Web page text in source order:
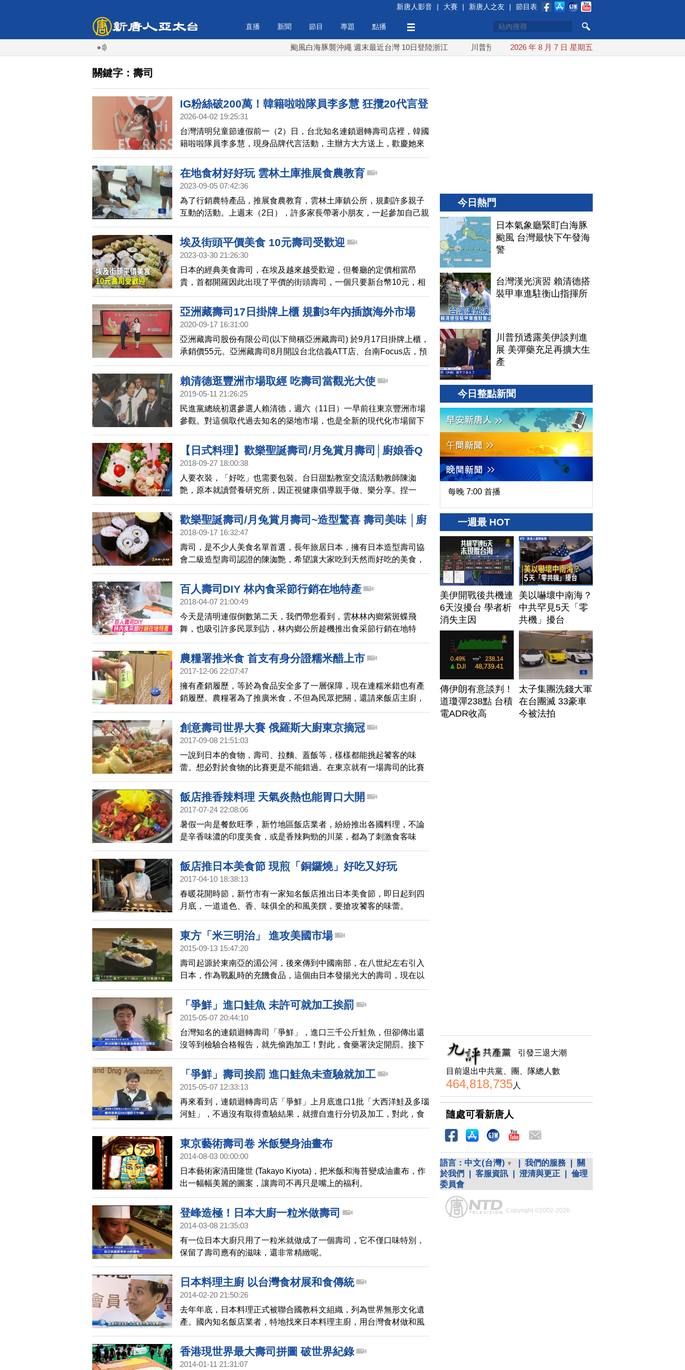
新唐人影音 | 大賽 | 新唐人之友 | 節目表
直播 新聞 節目 專題 點播
颱風白海豚襲沖繩 週末最近台灣 10日登陸浙江 川普預透露美伊談判進展 美彈藥充足再擴大生產
2026 年 8 月 7 日 星期五
關鍵字：壽司
IG粉絲破200萬！韓籍啦啦隊員李多慧 狂攬20代言登
啦啦隊NO.1
2026-04-02 19:25:31
台灣清明兒童節連假前一（2）日，台北知名連鎖迴轉壽司店裡，韓國
籍啦啦隊員李多慧，現身品牌代言活動，主辦方大方送上，歡慶她來
台3週年的鮭魚蛋糕。IG粉絲正式衝破200萬大關，把林襄的182萬、
李珠珢的130萬，遠遠甩在後頭。啦啦隊第一人？李多慧可是坐得穩
穩的。
在地食材好好玩 雲林土庫推展食農教育
2023-09-05 07:42:36
為了行銷農特產品，推展食農教育，雲林土庫鎮公所，規劃許多親子
互動的活動。上週末（2日），許多家長帶著小朋友，一起參加自己親
手做壽司的活動，十分熱鬧有趣。
埃及街頭平價美食 10元壽司受歡迎
2023-03-30 21:26:30
日本的經典美食壽司，在埃及越來越受歡迎，但餐廳的定價相當昂
貴，首都開羅因此出現了平價的街頭壽司，一個只要新台幣10元，相
當親民，讓吃不起昂貴壽司的民眾，也有機會嘗鮮。
亞洲藏壽司17日掛牌上櫃 規劃3年內插旗海外市場
2020-09-17 16:31:00
亞洲藏壽司股份有限公司(以下簡稱亞洲藏壽司) 於9月17日掛牌上櫃，
承銷價55元。亞洲藏壽司8月開設台北信義ATT店、台南Focus店，預
計今年底突破30間，期望未來在台突破50間，並運用在台展店及營運
經驗，規劃三年內插旗海外市場。
賴清德逛豐洲市場取經 吃壽司當觀光大使
2019-05-11 21:26:25
民進黨總統初選參選人賴清德，週六（11日）一早前往東京豐洲市場
參觀。對這個取代過去知名的築地市場，也是全新的現代化市場留下
深刻印象。過程中賴清德品嘗了壽司，還把握機會向遊客們介紹台
灣。
【日式料理】歡樂聖誕壽司/月兔賞月壽司│廚娘香Q
秀(478)
2018-09-27 18:00:38
人要衣裝，「好吃」也需要包裝。台日甜點教室交流活動教師陳洳
艶，原本就讀營養研究所，因正視健康倡導親手做、樂分享。捏一
捏、捲一捲、切一切的歡樂聖誕壽司/月兔賞月壽司，不只發揮想像
力、專注力，更可以讓挑食的孩子邊做邊玩，愛上吃蔬菜！
歡樂聖誕壽司/月兔賞月壽司~造型驚喜 壽司美味 │廚
娘香Q秀(478)預告
2018-09-17 16:32:47
壽司，是不少人美食名單首選，長年旅居日本，擁有日本造型壽司協
會二級造型壽司認證的陳洳艶，希望讓大家吃到天然而好吃的美食，
透過捏、捲、切完成的歡樂聖誕壽司/月兔賞月壽司一端上桌，所有人
都驚豔！
百人壽司DIY 林內食采節行銷在地特產
2018-04-07 21:00:49
今天是清明連假倒數第二天，我們帶您看到，雲林林內鄉紫斑蝶飛
舞，也吸引許多民眾到訪，林內鄉公所趁機推出食采節行銷在地特
產，並舉辦百人壽司DIY，相當熱鬧。
農糧署推米食 首支有身分證糯米醋上市
2017-12-06 22:07:47
擁有產銷履歷，等於為食品安全多了一層保障，現在連糯米錯也有產
銷履歷。農糧署為了推廣米食，不但為民眾把關，還請來飯店主廚，
示範用台灣優質米做成壽司。
創意壽司世界大賽 俄羅斯大廚東京摘冠
2017-09-08 21:51:03
一說到日本的食物，壽司、拉麵、蓋飯等，樣樣都能挑起饕客的味
蕾。想必對於食物的比賽更是不能錯過。在東京就有一場壽司的比賽
盛會，從味道到擺盤都不馬虎。一起來看看令人垂涎三尺的壽司大
賽。
飯店推香辣料理 天氣炎熱也能胃口大開
2017-07-24 22:08:06
暑假一向是餐飲旺季，新竹地區飯店業者，紛紛推出各國料理，不論
是辛香味濃的印度美食，或是香辣夠勁的川菜，都為了刺激食客味
蕾，吸引客人上門。
飯店推日本美食節 現煎「銅鑼燒」好吃又好玩
2017-04-10 18:38:13
春暖花開時節，新竹市有一家知名飯店推出日本美食節，即日起到四
月底，一道道色、香、味俱全的和風美饌，要搶攻饕客的味蕾。
東方「米三明治」 進攻美國市場
2015-09-13 15:47:20
壽司起源於東南亞的湄公河，後來傳到中國南部，在八世紀左右引入
日本，作為戰亂時的充饑食品，這個由日本發揚光大的壽司，現在以
另外一種形式「飯糰」(onigiri) 成為日本人的日常飯食，甚至在美國也
大放異采， 讓老外也瘋狂。
「爭鮮」進口鮭魚 未許可就加工挨罰
2015-05-07 20:44:10
台灣知名的連鎖迴轉壽司「爭鮮」，進口三千公斤鮭魚，但卻傳出還
沒等到檢驗合格報告，就先偷跑加工！對此，食藥署決定開罰。接下
來一年，爭鮮想賣最新鮮的生魚片，可能得要委外採購了 。
「爭鮮」壽司挨罰 進口鮭魚未查驗就加工
2015-05-07 12:33:13
再來看到，連鎖迴轉壽司店「爭鮮」上月底進口1批「大西洋鮭及多瑙
河鮭」，不過沒有取得查驗結果，就擅自進行分切及加工，對此，食
藥署決定開罰，來看稍早食藥署說法。
東京藝術壽司卷 米飯變身油畫布
2014-08-03 00:00:00
日本藝術家清田隆世 (Takayo Kiyota)，把米飯和海苔變成油畫布，作
出一幅幅美麗的圖案，讓壽司不再只是嘴上的福利。
登峰造極！日本大廚一粒米做壽司
2014-03-08 21:35:03
有一位日本大廚只用了一粒米就做成了一個壽司，它不僅口味特別，
保留了壽司應有的滋味，還非常精緻呢。
日本料理主廚 以台灣食材展和食傳統
2014-02-20 21:50:26
去年年底，日本料理正式被聯合國教科文組織，列為世界無形文化遺
產。國內知名飯店業者，特地找來日本料理主廚，用台灣食材做和風
料理。主廚拓植實誇讚台灣食材豐富美味，只有在重現原本的調味料
上，費了一些苦心。
香港現世界最大壽司拼圖 破世界紀錄
2014-01-11 21:31:07
今日熱門
日本氣象廳緊盯白海豚
颱風 台灣最快下午發海
警
台灣漢光演習 賴清德搭
裝甲車進駐衡山指揮所
川普預透露美伊談判進
展 美彈藥充足再擴大生
產
今日整點新聞
每晚 7:00 首播
一週最 HOT
美伊開戰後共機連
6天沒擾台 學者析
消失主因
美以嚇壞中南海？
中共罕見5天「零
共機」擾台
傳伊朗有意談判！
道瓊彈238點 台積
電ADR收高
太子集團洗錢大軍
在台團滅 33豪車
今被法拍
引發三退大潮
目前退出中共黨、團、隊總人數
464,818,735人
隨處可看新唐人
語言： 中文(台灣) 我們的服務
關
於我們
客服資訊 澄清與更正
倫理
委員會
Copyright ©2002-2026